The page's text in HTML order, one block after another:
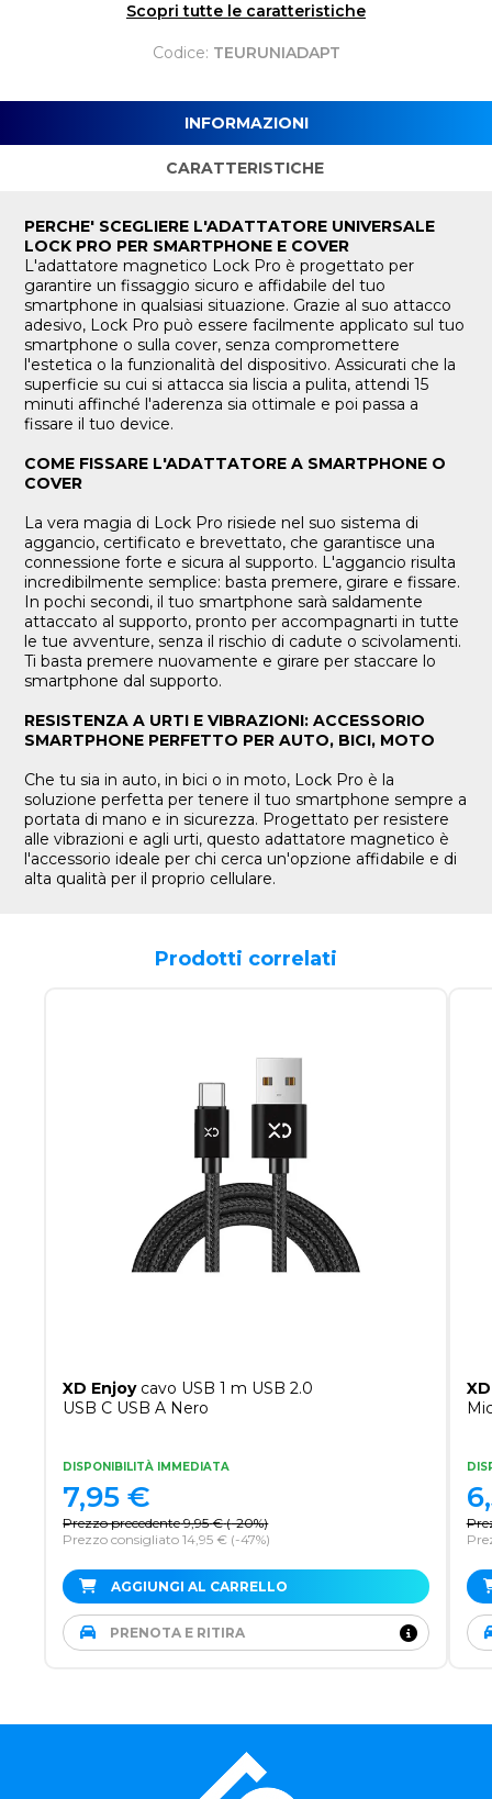
Scopri tutte le caratteristiche
Codice: TEURUNIADAPT
INFORMAZIONI
CARATTERISTICHE
PERCHE' SCEGLIERE L'ADATTATORE UNIVERSALE
LOCK PRO PER SMARTPHONE E COVER
L'adattatore magnetico Lock Pro è progettato per
garantire un fissaggio sicuro e affidabile del tuo
smartphone in qualsiasi situazione. Grazie al suo attacco
adesivo, Lock Pro può essere facilmente applicato sul tuo
smartphone o sulla cover, senza compromettere
l'estetica o la funzionalità del dispositivo. Assicurati che la
superficie su cui si attacca sia liscia a pulita, attendi 15
minuti affinché l'aderenza sia ottimale e poi passa a
fissare il tuo device.
COME FISSARE L'ADATTATORE A SMARTPHONE O
COVER
La vera magia di Lock Pro risiede nel suo sistema di
aggancio, certificato e brevettato, che garantisce una
connessione forte e sicura al supporto. L'aggancio risulta
incredibilmente semplice: basta premere, girare e fissare.
In pochi secondi, il tuo smartphone sarà saldamente
attaccato al supporto, pronto per accompagnarti in tutte
le tue avventure, senza il rischio di cadute o scivolamenti.
Ti basta premere nuovamente e girare per staccare lo
smartphone dal supporto.
RESISTENZA A URTI E VIBRAZIONI: ACCESSORIO
SMARTPHONE PERFETTO PER AUTO, BICI, MOTO
Che tu sia in auto, in bici o in moto, Lock Pro è la
soluzione perfetta per tenere il tuo smartphone sempre a
portata di mano e in sicurezza. Progettato per resistere
alle vibrazioni e agli urti, questo adattatore magnetico è
l'accessorio ideale per chi cerca un'opzione affidabile e di
alta qualità per il proprio cellulare.
Prodotti correlati
XD Enjoycavo USB 1 m USB 2.0
USB C USB A Nero
DISPONIBILITÀ IMMEDIATA
Prezzo precedente 9,95 € (-20%)
Prezzo consigliato 14,95 € (-47%)
7,95 €
AGGIUNGI AL CARRELLO
PRENOTA E RITIRA